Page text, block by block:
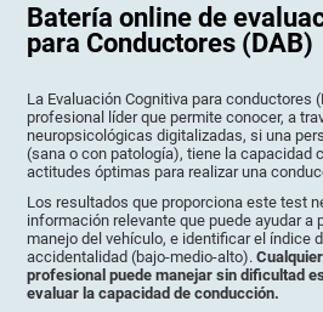
Batería online de
para Conductores (DAB)
La Evaluación Cognitiva para conductores
profesional líder que permite conocer, a
neuropsicológicas digitalizadas, si una
(sana o con patología), tiene la capacidad
actitudes óptimas para realizar una
Los resultados que proporciona este test
información relevante que puede ayudar a
manejo del vehículo, e identificar el índice
accidentalidad (bajo-medio-alto).
profesional puede manejar sin dificultad
evaluar la capacidad de conducción.